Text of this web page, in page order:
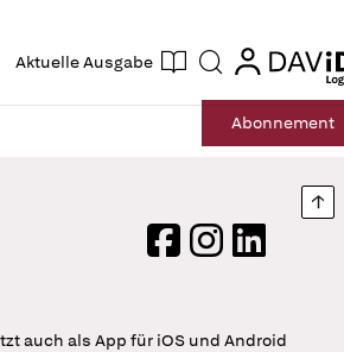
Aktuelle Ausgabe Suche login
login
Abonnement
FacebookInstagram
LinkedIn
auch als App für iOS und Android